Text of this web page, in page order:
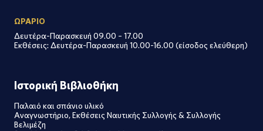
ΩΡΑΡΙΟ
Δευτέρα-Παρασκευή 09.00 – 17.00
Εκθέσεις: Δευτέρα-Παρασκευή 10.00-16.00 (είσοδος ελεύθερη)
Ιστορική Βιβλιοθήκη
Παλαιό και σπάνιο υλικό
Αναγνωστήριο, Εκθέσεις Ναυτικής Συλλογής & Συλλογής
Βελιμέζη